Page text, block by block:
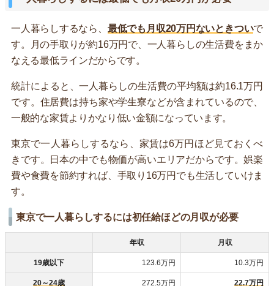
一人暮らしするなら、 最低でも月収20万円ないときついで
す。月の手取りが約16万円で、一人暮らしの生活費をまか
なえる最低ラインだからです。
統計によると、一人暮らしの生活費の平均額は約16.1万円
です。住居費は持ち家や学生寮などが含まれているので、
一般的な家賃よりかなり低い金額になっています。
東京で一人暮らしするなら、家賃は6万円ほど見ておくべ
きです。日本の中でも物価が高いエリアだからです。娯楽
費や食費を節約すれば、手取り16万円でも生活していけま
す。
東京で一人暮らしするには初任給ほどの月収が必要
年収 月収
19歳以下 123.6万円 10.3万円
20～24歳 272.5万円 22.7万円